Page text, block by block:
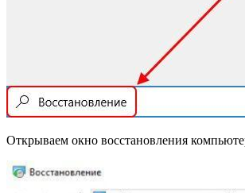
Открываем окно восстановления